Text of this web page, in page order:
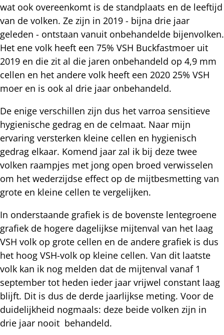
wat ook overeenkomt is de standplaats en de leeftijd
van de volken. Ze zijn in 2019 - bijna drie jaar
geleden - ontstaan vanuit onbehandelde bijenvolken.
Het ene volk heeft een 75% VSH Buckfastmoer uit
2019 en die zit al die jaren onbehandeld op 4,9 mm
cellen en het andere volk heeft een 2020 25% VSH
moer en is ook al drie jaar onbehandeld.
De enige verschillen zijn dus het varroa sensitieve
hygienische gedrag en de celmaat. Naar mijn
ervaring versterken kleine cellen en hygienisch
gedrag elkaar. Komend jaar zal ik bij deze twee
volken raampjes met jong open broed verwisselen
om het wederzijdse effect op de mijtbesmetting van
grote en kleine cellen te vergelijken.
In onderstaande grafiek is de bovenste lentegroene
grafiek de hogere dagelijkse mijtenval van het laag
VSH volk op grote cellen en de andere grafiek is dus
het hoog VSH-volk op kleine cellen. Van dit laatste
volk kan ik nog melden dat de mijtenval vanaf 1
september tot heden ieder jaar vrijwel constant laag
blijft. Dit is dus de derde jaarlijkse meting. Voor de
duidelijkheid nogmaals: deze beide volken zijn in
drie jaar nooit behandeld.